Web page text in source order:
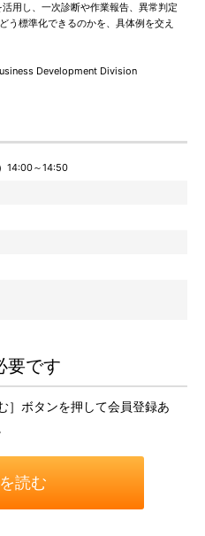
用し、一次診断や作業報告、異常判定
う標準化できるのかを、具体例を交え
Development Division
14:00～14:50
要です
］ボタンを押して会員登録あ
読む